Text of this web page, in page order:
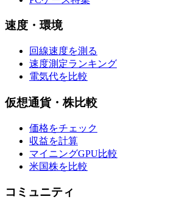
速度・環境
回線速度を測る
速度測定ランキング
電気代を比較
仮想通貨・株比較
価格をチェック
収益を計算
マイニングGPU比較
米国株を比較
コミュニティ